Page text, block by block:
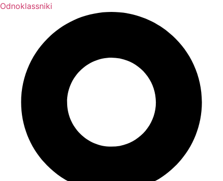
Odnoklassniki